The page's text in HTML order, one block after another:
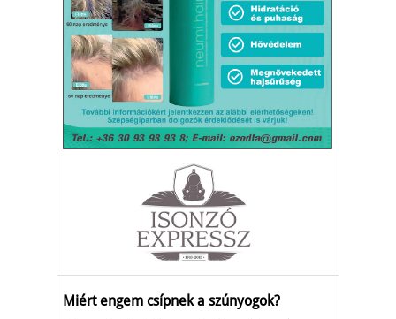
Miért engem csípnek a szúnyogok?